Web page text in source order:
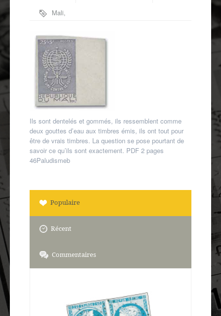
Mali,
Ils sont dentelés et gommés, ils ressemblent comme
deux gouttes d’eau aux timbres émis, ils ont tout pour
être de vrais timbres. La question se pose pourtant de
savoir ce qu’ils sont exactement. PDF 2 pages
46Paludismeb
Populaire
Récent
Commentaires